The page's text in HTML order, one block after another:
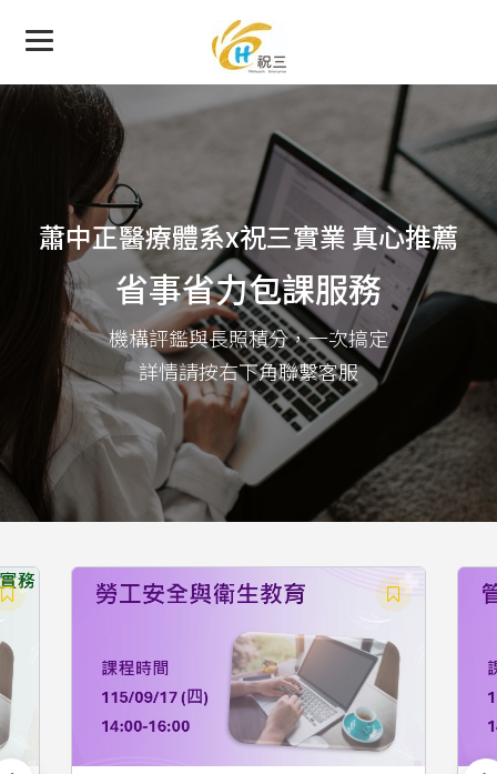
蕭中正醫療體系x祝三實業 真心推薦
省事省力包課服務
機構評鑑與長照積分，一次搞定
詳情請按右下角聯繫客服